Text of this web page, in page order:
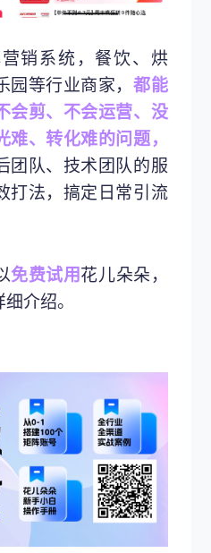
销系统，餐饮、烘
园等行业商家，都能
会剪、不会运营、没
难、转化难的问题，
团队、技术团队的服
打法，搞定日常引流
免费试用花儿朵朵，
介绍。